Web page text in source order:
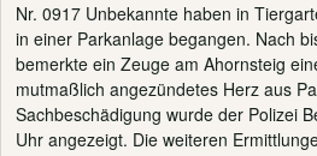
Nr. 0917 Unbekannte haben in
in einer Parkanlage begangen. Nach
bemerkte ein Zeuge am Ahornsteig
mutmaßlich angezündetes Herz aus
Sachbeschädigung wurde der Polizei
Uhr angezeigt. Die weiteren